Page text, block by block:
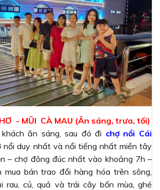
- MŨI CÀ MAU (Ăn sáng, trưa, tối)
khách ăn sáng, sau đó đi chợ nổi Cái
nổi duy nhất và nổi tiếng nhất miền tây
– chợ đông đúc nhất vào khoảng 7h –
mua bán trao đổi hàng hóa trên sông,
rau, củ, quả và trái cây bốn mùa, ghé